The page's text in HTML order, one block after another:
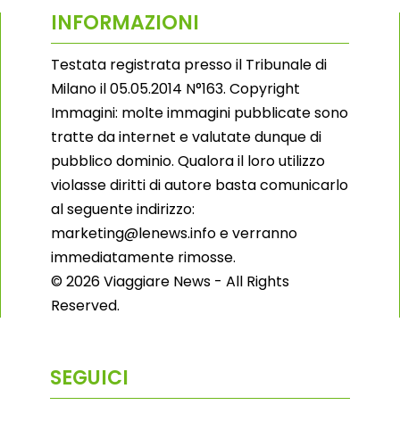
INFORMAZIONI
Testata registrata presso il Tribunale di
Milano il 05.05.2014 N°163. Copyright
Immagini: molte immagini pubblicate sono
tratte da internet e valutate dunque di
pubblico dominio. Qualora il loro utilizzo
violasse diritti di autore basta comunicarlo
al seguente indirizzo:
marketing@lenews.info e verranno
immediatamente rimosse.
© 2026 Viaggiare News - All Rights
Reserved.
SEGUICI